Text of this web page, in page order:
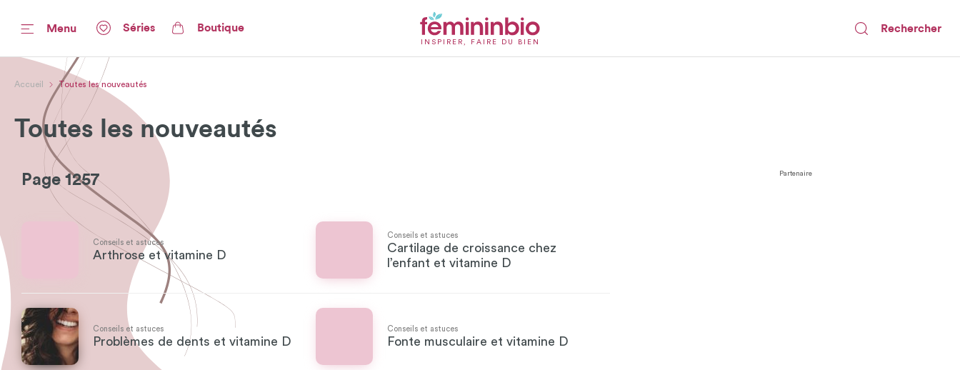
Menu Séries Boutique
INSPIRER, FAIRE DU BIEN
Rechercher
Accueil Toutes les nouveautés
Toutes les nouveautés
Partenaire
Page 1257
Conseils et astuces
Arthrose et vitamine D
Conseils et astuces
Cartilage de croissance chez
l’enfant et vitamine D
Conseils et astuces
Problèmes de dents et vitamine D
Conseils et astuces
Fonte musculaire et vitamine D